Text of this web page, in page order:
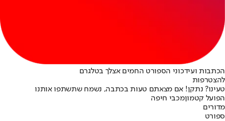
הכתבות ועידכוני הספורט החמים אצלך בטלגרם
להצטרפות
טעינו? נתקן! אם מצאתם טעות בכתבה, נשמח שתשתפו אותנו
הפועל קטמוןמכבי חיפה
מדורים
ספורט